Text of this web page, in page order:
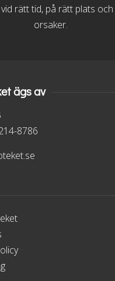
rätt tid, på rätt plats
orsaker.
ägs av
8786